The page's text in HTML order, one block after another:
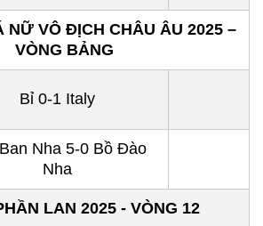
NỮ VÔ ĐỊCH CHÂU ÂU 2025 –
VÒNG BẢNG
Bỉ 0-1 Italy
Nha 5-0 Bồ Đào
Nha
LAN 2025 - VÒNG 12